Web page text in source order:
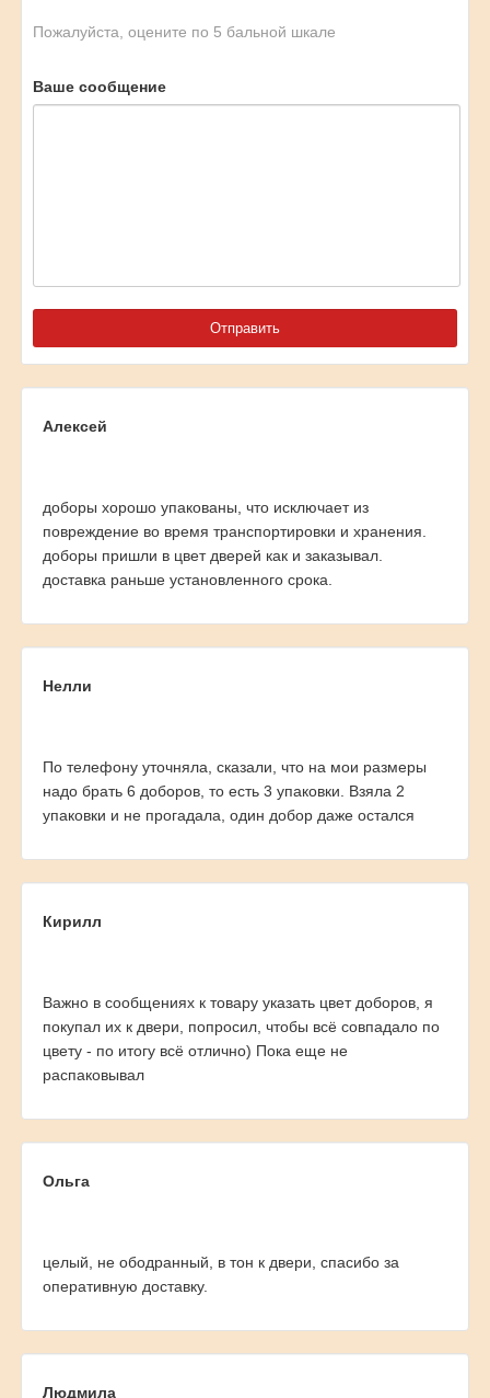
Пожалуйста, оцените по 5 бальной шкале
Ваше сообщение
Алексей
доборы хорошо упакованы, что исключает из
повреждение во время транспортировки и хранения.
доборы пришли в цвет дверей как и заказывал.
доставка раньше установленного срока.
Нелли
По телефону уточняла, сказали, что на мои размеры
надо брать 6 доборов, то есть 3 упаковки. Взяла 2
упаковки и не прогадала, один добор даже остался
Кирилл
Важно в сообщениях к товару указать цвет доборов, я
покупал их к двери, попросил, чтобы всё совпадало по
цвету - по итогу всё отлично) Пока еще не
распаковывал
Ольга
целый, не ободранный, в тон к двери, спасибо за
оперативную доставку.
Людмила